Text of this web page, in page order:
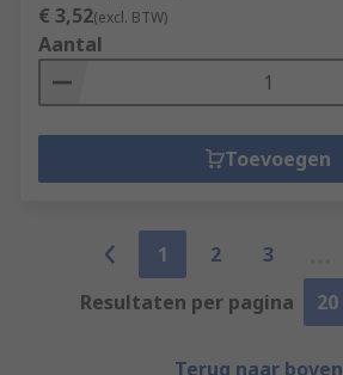
€ 3,52(excl. BTW)
Aantal
Toevoegen
1 2 3
Resultaten per pagina
20
Terug naar boven